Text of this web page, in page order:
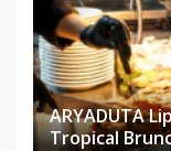
ARYADUTA
Tropical